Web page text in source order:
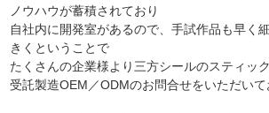
ノウハウが蓄積されており
自社内に開発室があるので、手試作品も早く
きくということで
たくさんの企業様より三方シールのスティッ
受託製造OEM／ODMのお問合せをいただいて